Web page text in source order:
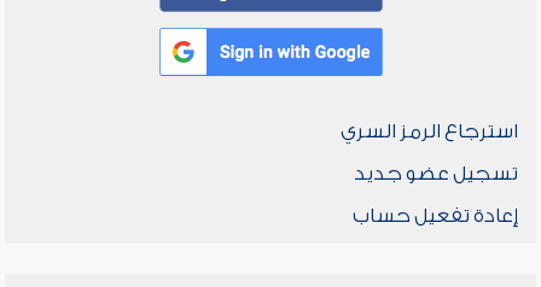
استرجاع الرمز السري
تسجيل عضو جديد
إعادة تفعيل حساب